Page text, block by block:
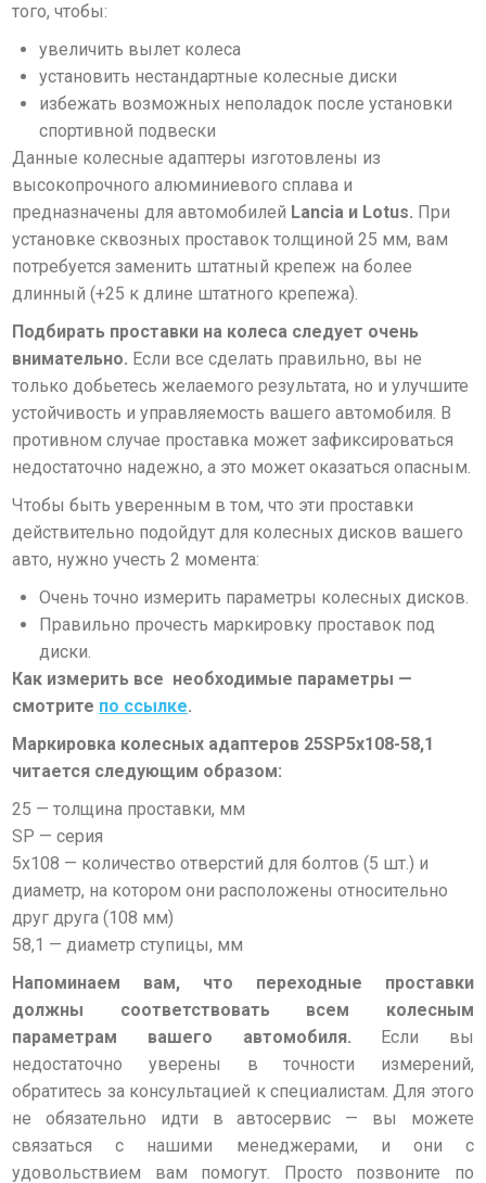
того, чтобы:
увеличить вылет колеса
установить нестандартные колесные диски
избежать возможных неполадок после установки
спортивной подвески
Данные колесные адаптеры изготовлены из
высокопрочного алюминиевого сплава и
предназначены для автомобилей Lancia и Lotus. При
установке сквозных проставок толщиной 25 мм, вам
потребуется заменить штатный крепеж на более
длинный (+25 к длине штатного крепежа).
Подбирать проставки на колеса следует очень
внимательно. Если все сделать правильно, вы не
только добьетесь желаемого результата, но и улучшите
устойчивость и управляемость вашего автомобиля. В
противном случае проставка может зафиксироваться
недостаточно надежно, а это может оказаться опасным.
Чтобы быть уверенным в том, что эти проставки
действительно подойдут для колесных дисков вашего
авто, нужно учесть 2 момента:
Очень точно измерить параметры колесных дисков.
Правильно прочесть маркировку проставок под
диски.
Как измерить все необходимые параметры —
смотрите по ссылке.
Маркировка колесных адаптеров 25SP5х108-58,1
читается следующим образом:
25 — толщина проставки, мм
SP — серия
5х108 — количество отверстий для болтов (5 шт.) и
диаметр, на котором они расположены относительно
друг друга (108 мм)
58,1 — диаметр ступицы, мм
Напоминаем вам, что переходные проставки
должны соответствовать всем колесным
параметрам вашего автомобиля. Если вы
недостаточно уверены в точности измерений,
обратитесь за консультацией к специалистам. Для этого
не обязательно идти в автосервис — вы можете
связаться с нашими менеджерами, и они с
удовольствием вам помогут. Просто позвоните по